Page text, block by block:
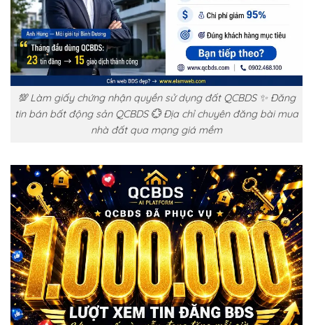
💯 Làm giấy chứng nhận quyền sử dụng đất QCBDS ✨ Đăng
tin bán bất động sản QCBDS 💮 Địa chỉ chuyên đăng bài mua
nhà đất qua mạng giá mềm